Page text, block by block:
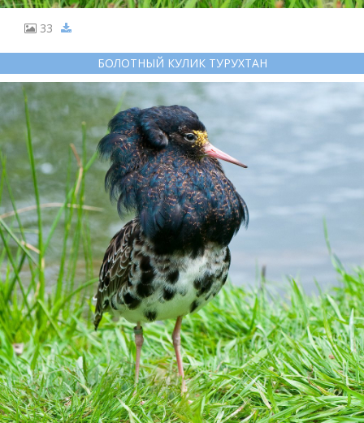
33
БОЛОТНЫЙ КУЛИК ТУРУХТАН